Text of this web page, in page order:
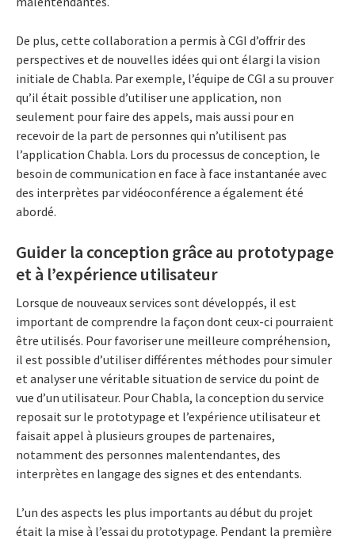
De plus, cette collaboration a permis à CGI d’offrir des
perspectives et de nouvelles idées qui ont élargi la vision
initiale de Chabla. Par exemple, l’équipe de CGI a su prouver
qu’il était possible d’utiliser une application, non
seulement pour faire des appels, mais aussi pour en
recevoir de la part de personnes qui n’utilisent pas
l’application Chabla. Lors du processus de conception, le
besoin de communication en face à face instantanée avec
des interprètes par vidéoconférence a également été
abordé.
Guider la conception grâce au prototypage
et à l’expérience utilisateur
Lorsque de nouveaux services sont développés, il est
important de comprendre la façon dont ceux-ci pourraient
être utilisés. Pour favoriser une meilleure compréhension,
il est possible d’utiliser différentes méthodes pour simuler
et analyser une véritable situation de service du point de
vue d’un utilisateur. Pour Chabla, la conception du service
reposait sur le prototypage et l’expérience utilisateur et
faisait appel à plusieurs groupes de partenaires,
notamment des personnes malentendantes, des
interprètes en langage des signes et des entendants.
L’un des aspects les plus importants au début du projet
était la mise à l’essai du prototypage. Pendant la première